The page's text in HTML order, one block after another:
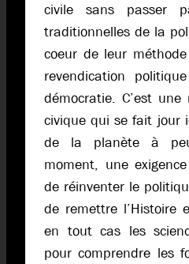
civile sans passer
traditionnelles de la
coeur de leur
revendication
démocratie. C’est une
civique qui se fait jour
de la planète à
moment, une
de réinventer le
de remettre l’Histoire
en tout cas les
pour comprendre les